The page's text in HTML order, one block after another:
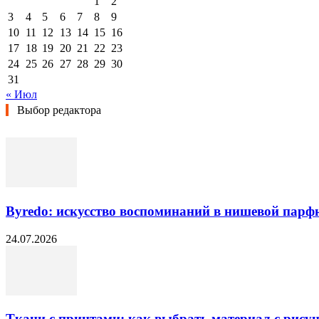
3
4 5 6 7 8
9
10 11 12 13 14 15 16
17 18 19 20 21 22 23
24 25 26 27 28 29 30
31
« Июл
Выбор редактора
Byredo: искусство воспоминаний в нишевой
24.07.2026